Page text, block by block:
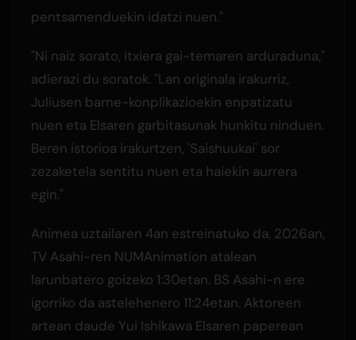
pentsamenduekin idatzi nuen."
"Ni naiz sorato, itxiera gai-temaren arduraduna,"
adierazi du soratok. "Lan originala irakurriz,
Juliusen barne-konplikazioekin enpatizatu
nuen eta Elsaren garbitasunak hunkitu ninduen.
Beren istorioa irakurtzen, 'Saishuukai' sor
zezaketela sentitu nuen eta haiekin aurrera
egin."
Animea uztailaren 4an estreinatuko da, 2026an,
TV Asahi-ren NUMAnimation atalean
larunbatero goizeko 1:30etan. BS Asahi-n ere
igorriko da astelehenero 11:24etan. Aktoreen
artean daude Yui Ishikawa Elsaren paperean